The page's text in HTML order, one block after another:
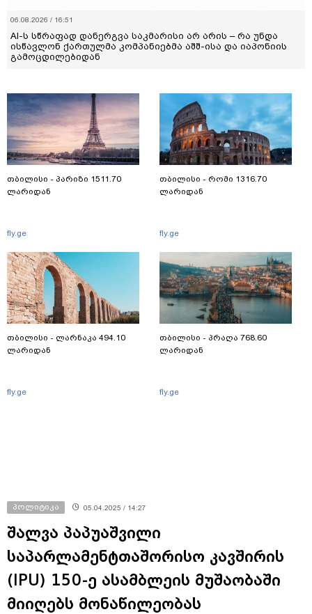
06.08.2026 / 16:51
AI-ს სწრაფად დანერგვა საკმარისი არ არის – რა უნდა
ისწავლონ ქართულმა კომპანიებმა აშშ-ისა და იაპონიის
გამოცდილებიდან
თბილისი - პარიზი 1511.70
ლარიდან
fly.ge
თბილისი - ლარნაკა 494.10
ლარიდან
fly.ge
თბილისი - რომი 1316.70
ლარიდან
fly.ge
თბილისი - პრაღა 768.60
ლარიდან
fly.ge
პოლიტიკა 05.04.2025 / 14:27
შალვა პაპუაშვილი
საპარლამენტთაშორისო კავშირის
(IPU) 150-ე ასამბლეის მუშაობაში
მიიღებს მონაწილეობას